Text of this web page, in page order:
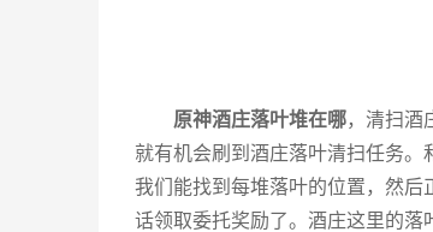
原神酒庄落叶堆在哪，清扫酒
就有机会刷到酒庄落叶清扫任务
我们能找到每堆落叶的位置，然
话领取委托奖励了。酒庄这里的